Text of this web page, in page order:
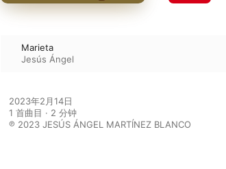
Marieta
Jesús Ángel
2023年2月14日
1 首曲目 · 2 分钟
℗ 2023 JESÚS ÁNGEL MARTÍNEZ BLANCO